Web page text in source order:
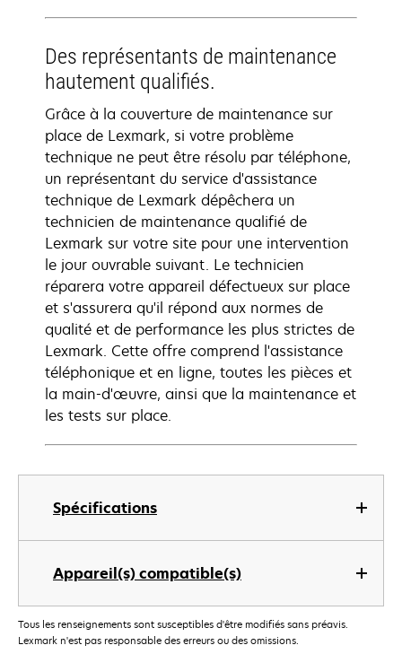
Spécifications
Appareil(s) compatible(s)
Des représentants de maintenance
hautement qualifiés.
Grâce à la couverture de maintenance sur
place de Lexmark, si votre problème
technique ne peut être résolu par téléphone,
un représentant du service d'assistance
technique de Lexmark dépêchera un
technicien de maintenance qualifié de
Lexmark sur votre site pour une intervention
le jour ouvrable suivant. Le technicien
réparera votre appareil défectueux sur place
et s'assurera qu'il répond aux normes de
qualité et de performance les plus strictes de
Lexmark. Cette offre comprend l'assistance
téléphonique et en ligne, toutes les pièces et
la main-d'œuvre, ainsi que la maintenance et
les tests sur place.
Tous les renseignements sont susceptibles d'être modifiés sans préavis.
Lexmark n'est pas responsable des erreurs ou des omissions.